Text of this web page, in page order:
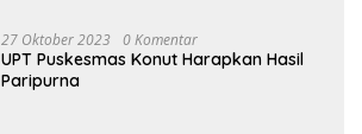
27 Oktober 2023 0 Komentar
UPT Puskesmas Konut Harapkan Hasil
Paripurna